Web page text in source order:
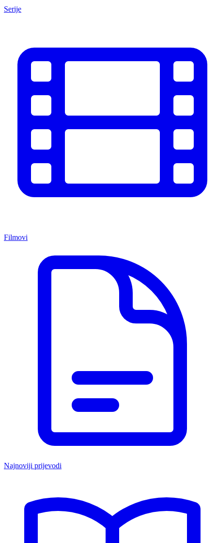
Serije
Filmovi
Najnoviji prijevodi